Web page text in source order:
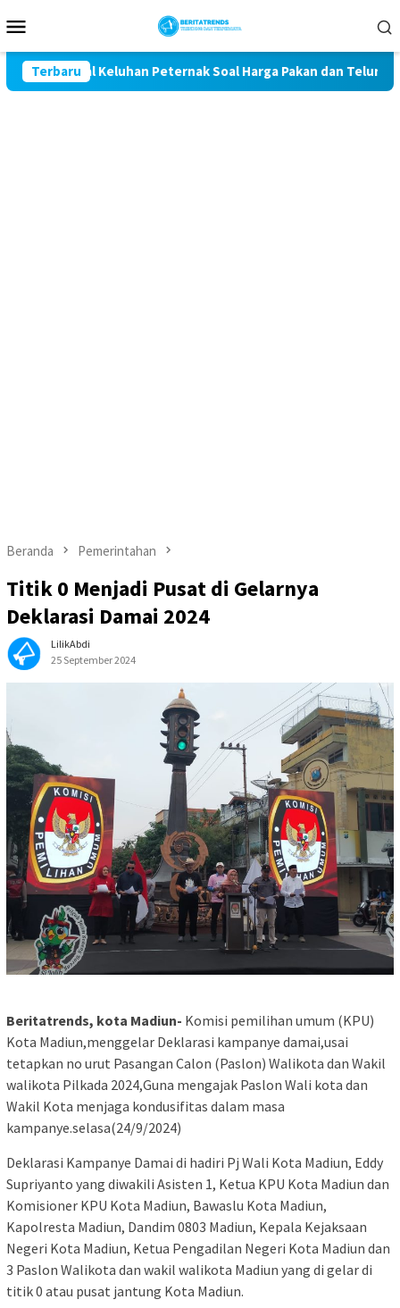
ke
Mobile
Terbaru
Keluhan Peternak Soal Harga Pakan dan Telur TAK
Beranda Pemerintahan
Titik 0 Menjadi Pusat di Gelarnya
Deklarasi Damai 2024
LilikAbdi
25 September 2024
Beritatrends, kota Madiun- Komisi pemilihan umum (KPU)
Kota Madiun,menggelar Deklarasi kampanye damai,usai
tetapkan no urut Pasangan Calon (Paslon) Walikota dan Wakil
walikota Pilkada 2024,Guna mengajak Paslon Wali kota dan
Wakil Kota menjaga kondusifitas dalam masa
kampanye.selasa(24/9/2024)
Deklarasi Kampanye Damai di hadiri Pj Wali Kota Madiun, Eddy
Supriyanto yang diwakili Asisten 1, Ketua KPU Kota Madiun dan
Komisioner KPU Kota Madiun, Bawaslu Kota Madiun,
Kapolresta Madiun, Dandim 0803 Madiun, Kepala Kejaksaan
Negeri Kota Madiun, Ketua Pengadilan Negeri Kota Madiun dan
3 Paslon Walikota dan wakil walikota Madiun yang di gelar di
titik 0 atau pusat jantung Kota Madiun.